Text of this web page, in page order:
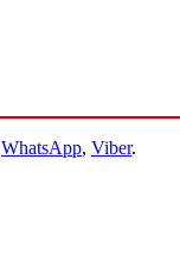
WhatsApp, Viber.